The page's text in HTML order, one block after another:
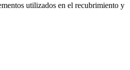
utilizados en el recubrimiento y